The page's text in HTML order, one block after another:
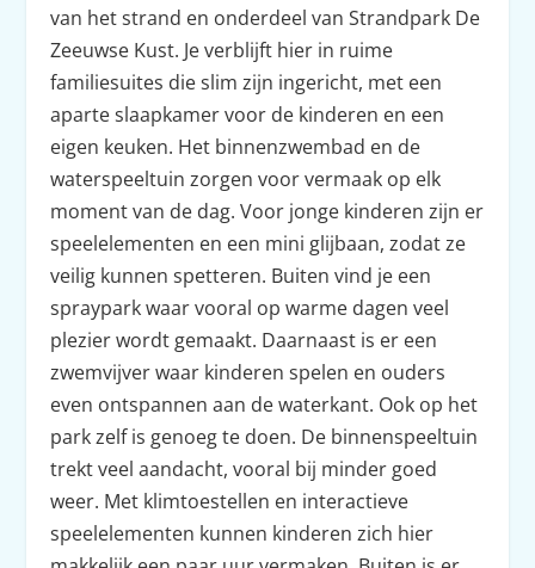
van het strand en onderdeel van Strandpark De
Zeeuwse Kust. Je verblijft hier in ruime
familiesuites die slim zijn ingericht, met een
aparte slaapkamer voor de kinderen en een
eigen keuken. Het binnenzwembad en de
waterspeeltuin zorgen voor vermaak op elk
moment van de dag. Voor jonge kinderen zijn er
speelelementen en een mini glijbaan, zodat ze
veilig kunnen spetteren. Buiten vind je een
spraypark waar vooral op warme dagen veel
plezier wordt gemaakt. Daarnaast is er een
zwemvijver waar kinderen spelen en ouders
even ontspannen aan de waterkant. Ook op het
park zelf is genoeg te doen. De binnenspeeltuin
trekt veel aandacht, vooral bij minder goed
weer. Met klimtoestellen en interactieve
speelelementen kunnen kinderen zich hier